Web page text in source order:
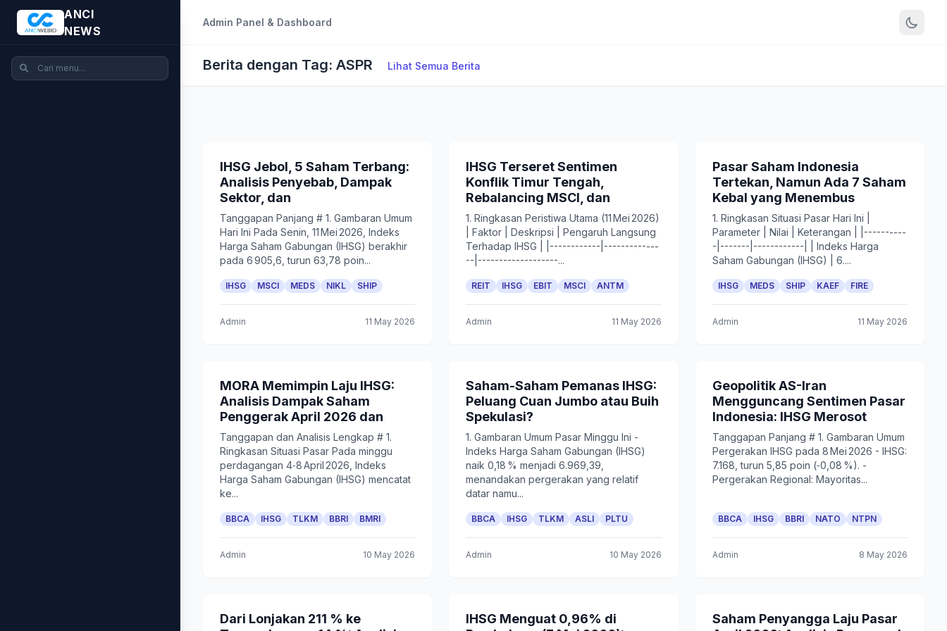
ANCI
NEWS
Admin Panel & Dashboard
Berita dengan Tag: ASPR Lihat Semua Berita
IHSG Jebol, 5 Saham Terbang:
Analisis Penyebab, Dampak
Sektor, dan
Tanggapan Panjang # 1. Gambaran Umum
Hari Ini Pada Senin, 11 Mei 2026, Indeks
Harga Saham Gabungan (IHSG) berakhir
pada 6 905,6, turun 63,78 poin...
IHSG MSCI MEDS NIKL SHIP
Admin 11 May 2026
IHSG Terseret Sentimen
Konflik Timur Tengah,
Rebalancing MSCI, dan
1. Ringkasan Peristiwa Utama (11 Mei 2026)
| Faktor | Deskripsi | Pengaruh Langsung
Terhadap IHSG | |------------|-------------
--|-------------------...
REIT IHSG EBIT MSCI ANTM
Admin 11 May 2026
Pasar Saham Indonesia
Tertekan, Namun Ada 7 Saham
Kebal yang Menembus
1. Ringkasan Situasi Pasar Hari Ini |
Parameter | Nilai | Keterangan | |----------
-|-------|------------| | Indeks Harga
Saham Gabungan (IHSG) | 6....
IHSG MEDS SHIP KAEF FIRE
Admin 11 May 2026
MORA Memimpin Laju IHSG:
Analisis Dampak Saham
Penggerak April 2026 dan
Tanggapan dan Analisis Lengkap # 1.
Ringkasan Situasi Pasar Pada minggu
perdagangan 4‑8 April 2026, Indeks
Harga Saham Gabungan (IHSG) mencatat
ke...
BBCA IHSG TLKM BBRI BMRI
Admin 10 May 2026
Saham-Saham Pemanas IHSG:
Peluang Cuan Jumbo atau Buih
Spekulasi?
1. Gambaran Umum Pasar Minggu Ini -
Indeks Harga Saham Gabungan (IHSG)
naik 0,18 % menjadi 6.969,39,
menandakan pergerakan yang relatif
datar namu...
BBCA IHSG TLKM ASLI PLTU
Admin 10 May 2026
Geopolitik AS-Iran
Mengguncang Sentimen Pasar
Indonesia: IHSG Merosot
Tanggapan Panjang # 1. Gambaran Umum
Pergerakan IHSG pada 8 Mei 2026 - IHSG:
7.168, turun 5,85 poin (‑0,08 %). -
Pergerakan Regional: Mayoritas...
BBCA IHSG BBRI NATO NTPN
Admin 8 May 2026
Dari Lonjakan 211 % ke
IHSG Menguat 0,96% di
Saham Penyangga Laju Pasar